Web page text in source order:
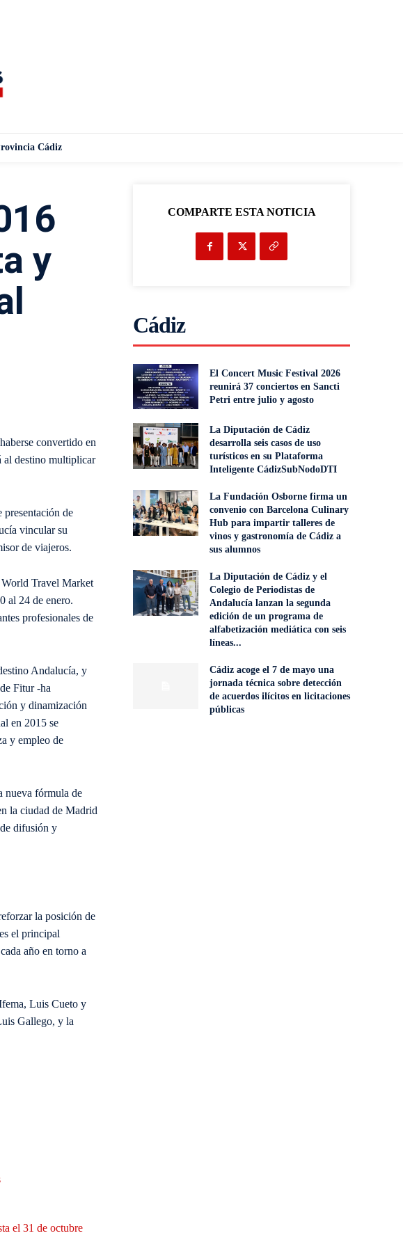
Cádiz
y
convertido en
al destino multiplicar
de
vincular su
de viajeros.
World Travel Market
al 24 de enero.
profesionales de
Andalucía, y
Fitur -ha
y dinamización
en 2015 se
y empleo de
nueva fórmula de
la ciudad de Madrid
difusión y
la posición de
el principal
año en torno a
Luis Cueto y
Gallego, y la
el 31 de octubre
COMPARTE ESTA NOTICIA
Cádiz
El Concert Music Festival 2026
reunirá 37 conciertos en Sancti
Petri entre julio y agosto
La Diputación de Cádiz
desarrolla seis casos de uso
turísticos en su Plataforma
Inteligente CádizSubNodoDTI
La Fundación Osborne firma un
convenio con Barcelona Culinary
Hub para impartir talleres de
vinos y gastronomía de Cádiz a
sus alumnos
La Diputación de Cádiz y el
Colegio de Periodistas de
Andalucía lanzan la segunda
edición de un programa de
alfabetización mediática con seis
líneas...
Cádiz acoge el 7 de mayo una
jornada técnica sobre detección
de acuerdos ilícitos en licitaciones
públicas